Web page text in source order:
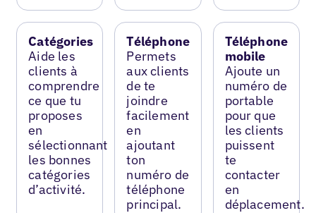
Catégories
Aide les
clients à
comprendre
ce que tu
proposes
en
sélectionnant
les bonnes
catégories
d’activité.
Téléphone
Permets
aux clients
de te
joindre
facilement
en
ajoutant
ton
numéro de
téléphone
principal.
Téléphone
mobile
Ajoute un
numéro de
portable
pour que
les clients
puissent
te
contacter
en
déplacement.